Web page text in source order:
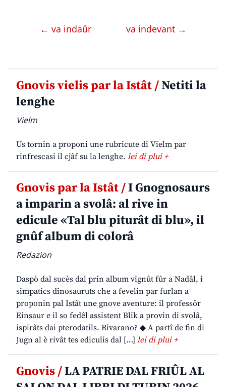
← va indaûr va indevant →
Gnovis vielis par la Istât /Netiti la
lenghe
Vielm
Us tornin a proponi une rubricute di Vielm par
rinfrescasi il cjâf su la lenghe. lei di plui +
Gnovis par la Istât /I Gnognosaurs
a imparin a svolâ: al rive in
edicule «Tal blu piturât di blu», il
gnûf album di colorâ
Redazion
Daspò dal sucès dal prin album vignût fûr a Nadâl, i
simpatics dinosauruts che a fevelin par furlan a
proponin pal Istât une gnove aventure: il professôr
Einsaur e il so fedêl assistent Blik a provin di svolâ,
ispirâts dai pterodatils. Rivarano? ◆ A partî de fin di
Jugn al è rivât tes ediculis dal […] lei di plui +
Gnovis /LA PATRIE DAL FRIÛL AL